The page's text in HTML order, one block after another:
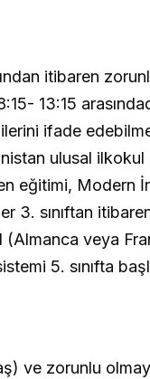
itibaren
13:15
ifade
ulusal ilkokul
eğitimi, Modern
3. sınıftan
veya
5. sınıfta
ve zorunlu